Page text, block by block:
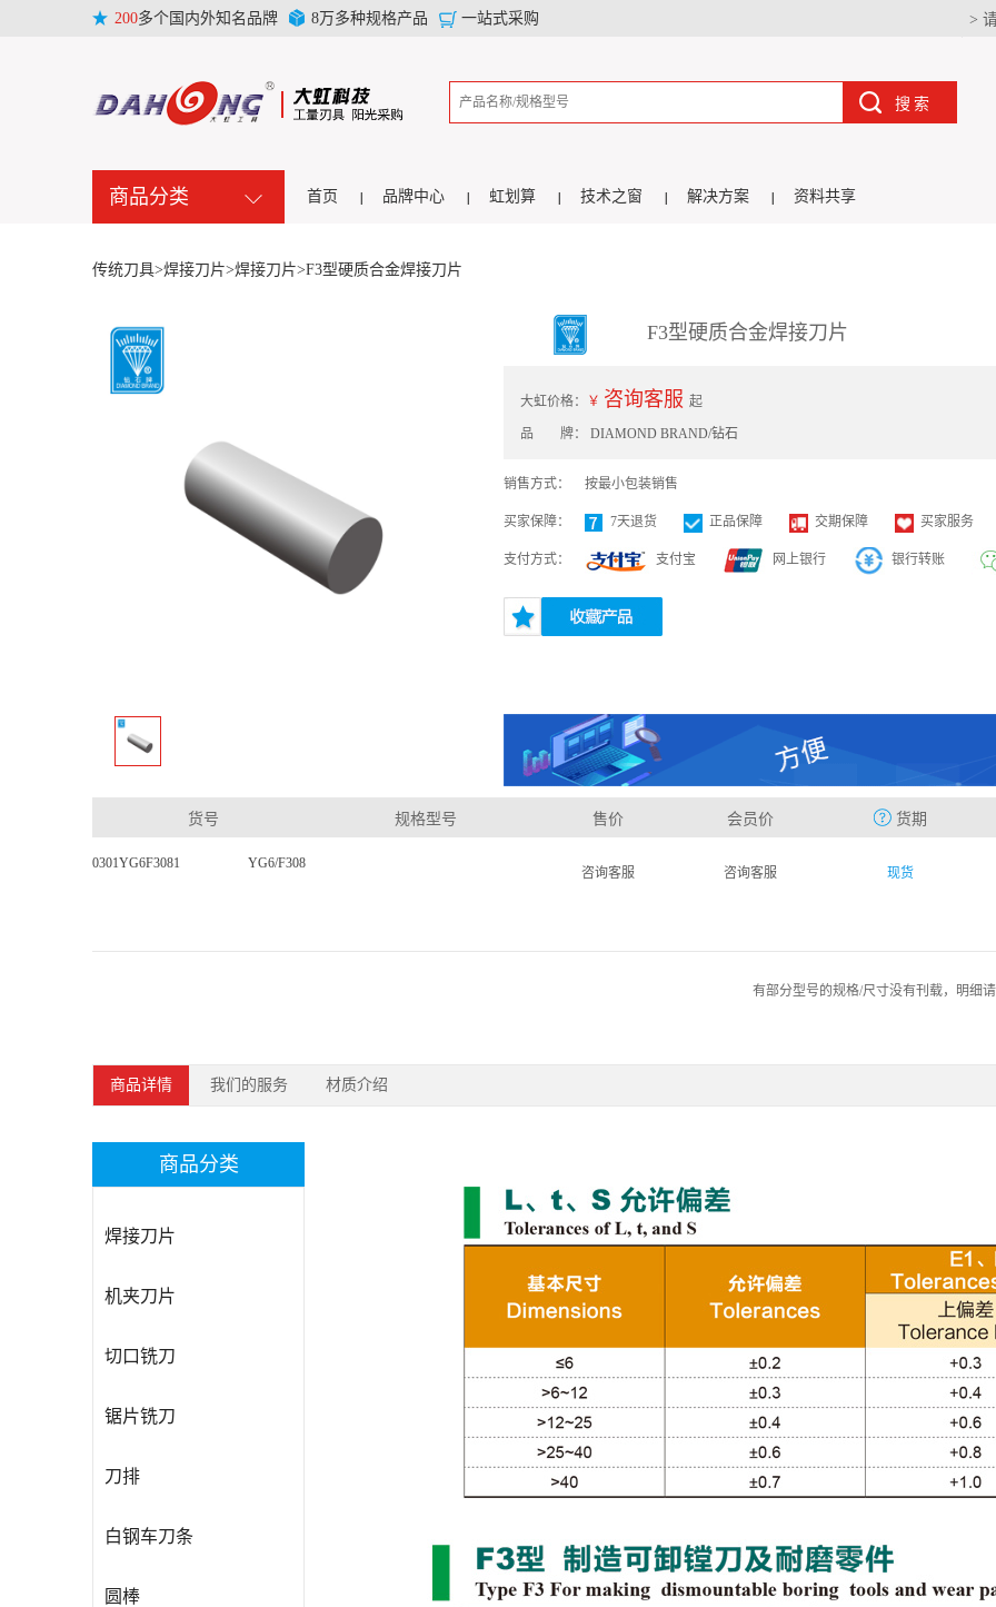
200多个国内外知名品牌 8万多种规格产品 一站式采购 >
搜索
商品分类 首页 品牌中心 虹划算 技术之窗 解决方案 资料共享
传统刀具>焊接刀片>焊接刀片>F3型硬质合金焊接刀片
F3型硬质合金焊接刀片
大虹价格： ￥ 咨询客服 起
品 牌： DIAMOND BRAND/钻石
销售方式： 按最小包装销售
买家保障： 7天退货 正品保障 交期保障 买家服务
支付方式： 支付宝 网上银行 银行转账
货号 规格型号 售价 会员价 货期
0301YG6F3081 YG6/F308
咨询客服 咨询客服 现货
有部分型号的规格/尺寸没有刊载，明细
商品详情 我们的服务 材质介绍
商品分类
焊接刀片
机夹刀片
切口铣刀
锯片铣刀
刀排
白钢车刀条
圆棒